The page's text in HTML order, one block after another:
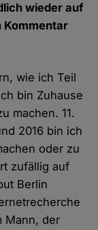
wieder auf
Kommentar
wie ich Teil
bin Zuhause
machen. 11.
2016 bin ich
oder zu
zufällig auf
Berlin
Mann, der